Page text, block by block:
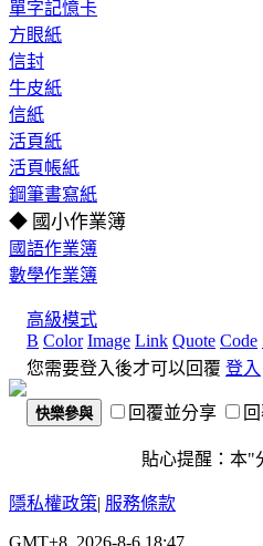
單字記憶卡
方眼紙
信封
牛皮紙
信紙
活頁紙
活頁帳紙
鋼筆書寫紙
◆ 國小作業簿
國語作業簿
數學作業簿
高級模式
B Color Image Link Quote Code
您需要登入後才可以回覆 登入
快樂參與 回覆並分享
貼心提醒：本"分享"功
隱私權政策| 服務條款
GMT+8, 2026-8-6 18:47